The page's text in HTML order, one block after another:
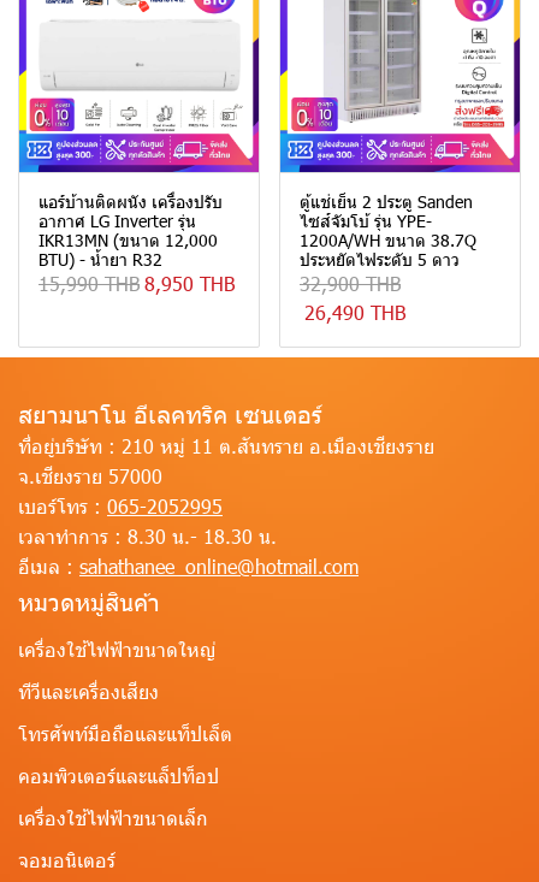
แอร์บ้านติดผนัง เครื่องปรับ
อากาศ LG Inverter รุ่น
IKR13MN (ขนาด 12,000
BTU) - น้ำยา R32
15,990 THB8,950 THB
ตู้แช่เย็น 2 ประตู Sanden
ไซส์จัมโบ้ รุ่น YPE-
1200A/WH ขนาด 38.7Q
ประหยัดไฟระดับ 5 ดาว
32,900 THB
26,490 THB
สยามนาโน อีเลคทริค เซนเตอร์
ที่อยู่บริษัท : 210 หมู่ 11 ต.สันทราย อ.เมืองเชียงราย
จ.เชียงราย 57000
เบอร์โทร : 065-2052995
เวลาทำการ : 8.30 น.- 18.30 น.
อีเมล : sahathanee_online@hotmail.com
หมวดหมู่สินค้า
เครื่องใช้ไฟฟ้าขนาดใหญ่
ทีวีและเครื่องเสียง
โทรศัพท์มือถือและแท็ปเล็ต
คอมพิวเตอร์และแล็ปท็อป
เครื่องใช้ไฟฟ้าขนาดเล็ก
จอมอนิเตอร์